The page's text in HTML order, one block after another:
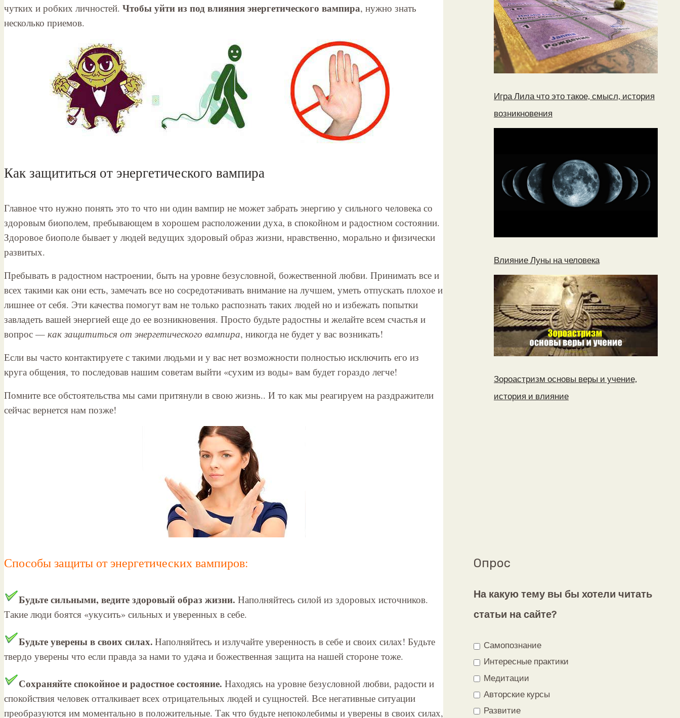
чутких и робких личностей. Чтобы уйти из под влияния энергетического вампира, нужно знать
несколько приемов.
Как защититься от энергетического вампира
Главное что нужно понять это то что ни один вампир не может забрать энергию у сильного человека со
здоровым биополем, пребывающем в хорошем расположении духа, в спокойном и радостном состоянии.
Здоровое биополе бывает у людей ведущих здоровый образ жизни, нравственно, морально и физически
развитых.
Пребывать в радостном настроении, быть на уровне безусловной, божественной любви. Принимать все и
всех такими как они есть, замечать все но сосредотачивать внимание на лучшем, уметь отпускать плохое и
лишнее от себя. Эти качества помогут вам не только распознать таких людей но и избежать попытки
завладеть вашей энергией еще до ее возникновения. Просто будьте радостны и желайте всем счастья и
вопрос — как защититься от энергетического вампира, никогда не будет у вас возникать!
Если вы часто контактируете с такими людьми и у вас нет возможности полностью исключить его из
круга общения, то последовав нашим советам выйти «сухим из воды» вам будет гораздо легче!
Помните все обстоятельства мы сами притянули в свою жизнь.. И то как мы реагируем на раздражители
сейчас вернется нам позже!
Способы защиты от энергетических вампиров:
Будьте сильными, ведите здоровый образ жизни. Наполняйтесь силой из здоровых источников.
Такие люди боятся «укусить» сильных и уверенных в себе.
Будьте уверены в своих силах. Наполняйтесь и излучайте уверенность в себе и своих силах! Будьте
твердо уверены что если правда за нами то удача и божественная защита на нашей стороне тоже.
Сохраняйте спокойное и радостное состояние. Находясь на уровне безусловной любви, радости и
спокойствия человек отталкивает всех отрицательных людей и сущностей. Все негативные ситуации
преобразуются им моментально в положительные. Так что будьте непоколебимы и уверены в своих силах,
Игра Лила что это такое, смысл, история
возникновения
Влияние Луны на человека
Зороастризм основы веры и учение,
история и влияние
Опрос
На какую тему вы бы хотели читать
статьи на сайте?
Самопознание
Интересные практики
Медитации
Авторские курсы
Развитие